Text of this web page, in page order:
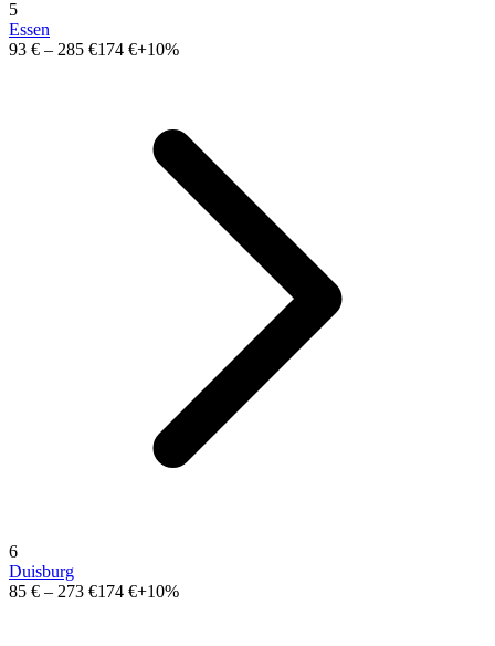
5
Essen
93 € – 285 €174 €+10%
6
Duisburg
85 € – 273 €174 €+10%